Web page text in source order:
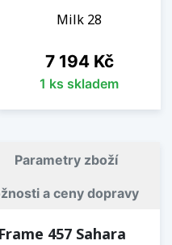
Milk 28
Cena
7 194 Kč
1 ks skladem
Parametry zboží
a ceny dopravy
457 Sahara